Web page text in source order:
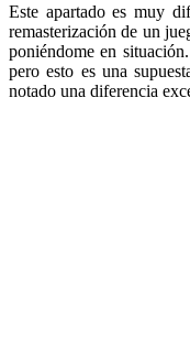
Este apartado es muy
remasterización de un
poniéndome en
pero esto es una
notado una diferencia